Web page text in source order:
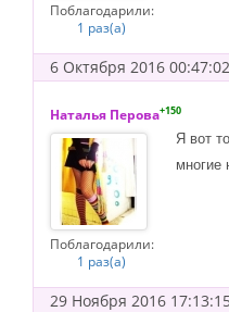
Поблагодарили:
1 раз(а)
6 Октября 2016 00:47:02
Наталья Перова+150
Поблагодарили:
1 раз(а)
Я вот
многие
29 Ноября 2016